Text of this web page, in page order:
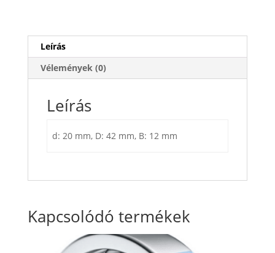
Leírás
Vélemények (0)
Leírás
d: 20 mm, D: 42 mm, B: 12 mm
Kapcsolódó termékek